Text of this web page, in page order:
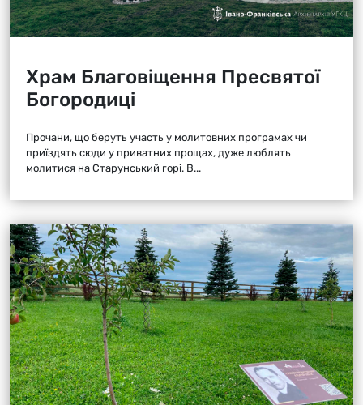
Храм Благовіщення Пресвятої
Богородиці
Прочани, що беруть участь у молитовних програмах чи
приїздять сюди у приватних прощах, дуже люблять
молитися на Старунський горі. В...